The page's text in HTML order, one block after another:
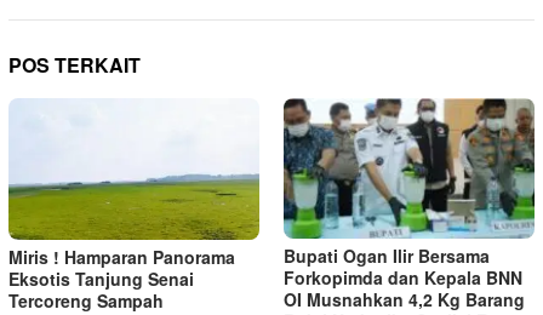
POS TERKAIT
Miris ! Hamparan Panorama
Eksotis Tanjung Senai
Tercoreng Sampah
Bupati Ogan Ilir Bersama
Forkopimda dan Kepala BNN
OI Musnahkan 4,2 Kg Barang